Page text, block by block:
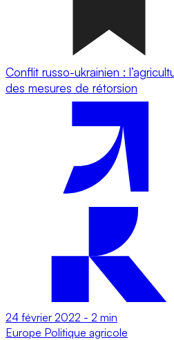
Conflit russo-ukrainien :
des mesures de rétorsion
24 février 2022 - 2 min
Europe Politique agricole